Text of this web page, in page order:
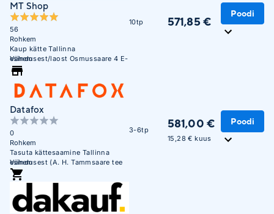
MT Shop
56
Rohkem
Kaup kätte Tallinna
esindusest/laost Osmussaare 4 E-
R 10:00 - 17:00
Vähem
10tp 571,85 €
Poodi
Datafox
0
Rohkem
Tasuta kättesaamine Tallinna
esindusest (A. H. Tammsaare tee
47). E-R 09:00 - 17:00
Vähem
3-6tp 581,00 €
15,28 € kuus
Poodi